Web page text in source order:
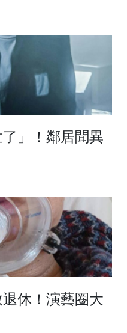
」！鄰居聞異
休！演藝圈大